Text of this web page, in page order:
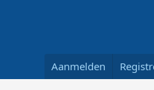
Aanmelden